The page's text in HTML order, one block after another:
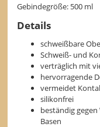
Gebindegröße: 500 ml
Details
schweißbare
Schweiß- und
verträglich mit
hervorragende
vermeidet
silikonfrei
beständig gegen
Basen